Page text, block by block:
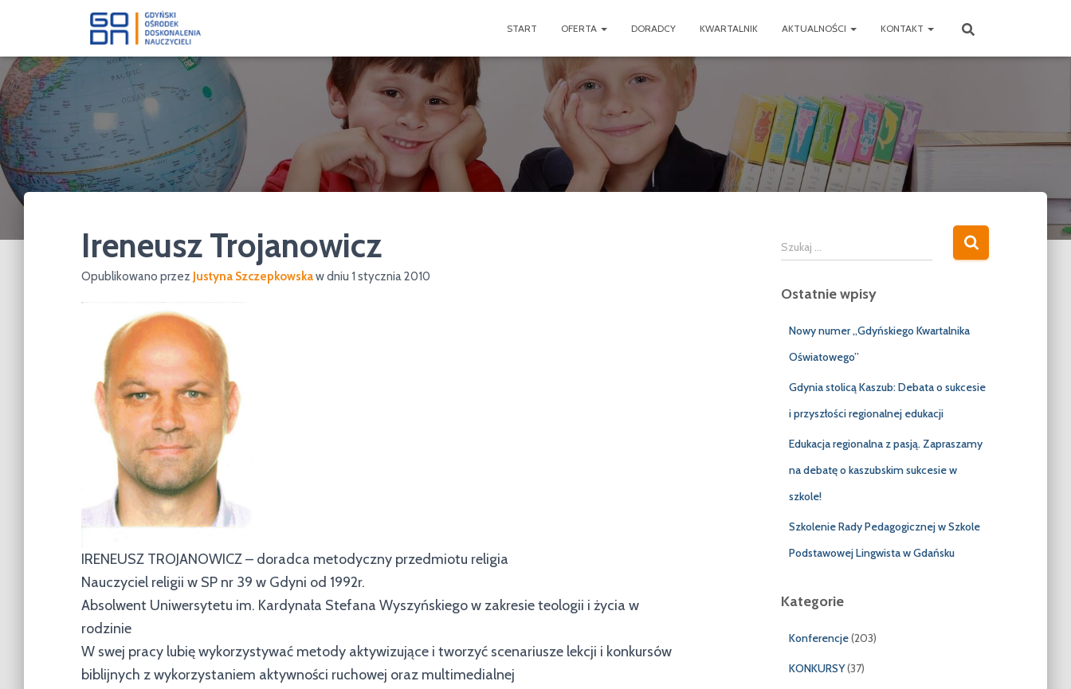
START OFERTA DORADCY KWARTALNIK AKTUALNOŚCI KONTAKT
Ireneusz Trojanowicz
Opublikowano przez Justyna Szczepkowskaw dniu 1 stycznia 2010
IRENEUSZ TROJANOWICZ – doradca metodyczny przedmiotu religia
Nauczyciel religii w SP nr 39 w Gdyni od 1992r.
Absolwent Uniwersytetu im. Kardynała Stefana Wyszyńskiego w zakresie teologii i życia w
rodzinie
W swej pracy lubię wykorzystywać metody aktywizujące i tworzyć scenariusze lekcji i konkursów
biblijnych z wykorzystaniem aktywności ruchowej oraz multimedialnej
S
z
k
Szukaj …
Ostatnie wpisy
Nowy numer „Gdyńskiego Kwartalnika
Oświatowego”
Gdynia stolicą Kaszub: Debata o sukcesie
i przyszłości regionalnej edukacji
Edukacja regionalna z pasją. Zapraszamy
na debatę o kaszubskim sukcesie w
szkole!
Szkolenie Rady Pedagogicznej w Szkole
Podstawowej Lingwista w Gdańsku
Kategorie
Konferencje(203)
KONKURSY(37)